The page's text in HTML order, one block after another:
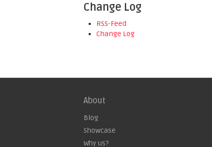
Change Log
RSS-Feed
Change Log
About
Blog
Showcase
Why us?